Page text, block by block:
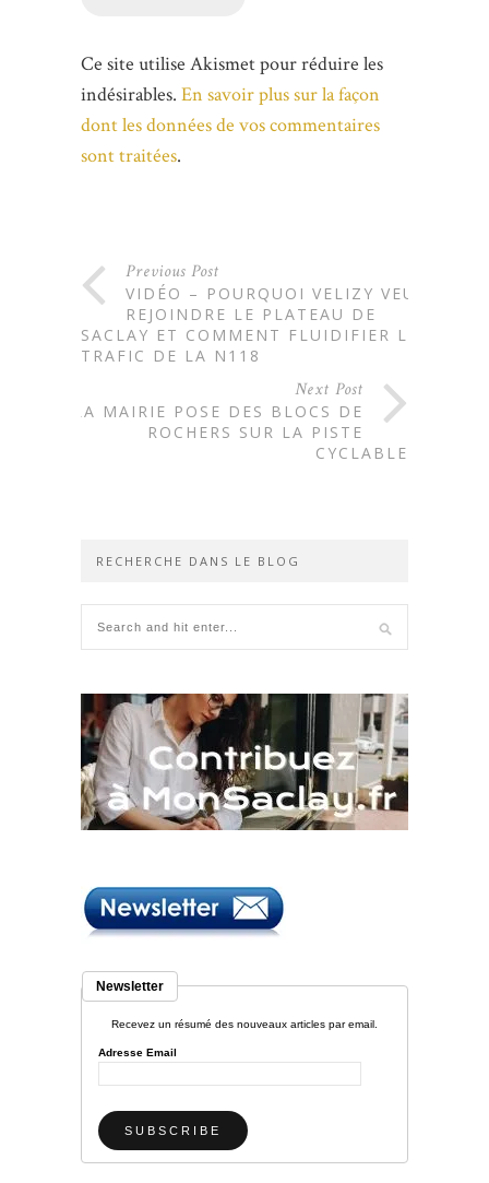
Ce site utilise Akismet pour réduire les
indésirables. En savoir plus sur la façon
dont les données de vos commentaires
sont traitées.
Previous Post
VIDÉO – POURQUOI VELIZY VEUT
REJOINDRE LE PLATEAU DE
SACLAY ET COMMENT FLUIDIFIER LE
TRAFIC DE LA N118
Next Post
LA MAIRIE POSE DES BLOCS DE
ROCHERS SUR LA PISTE
CYCLABLE
RECHERCHE DANS LE BLOG
Newsletter
Recevez un résumé des nouveaux articles par email.
Adresse Email